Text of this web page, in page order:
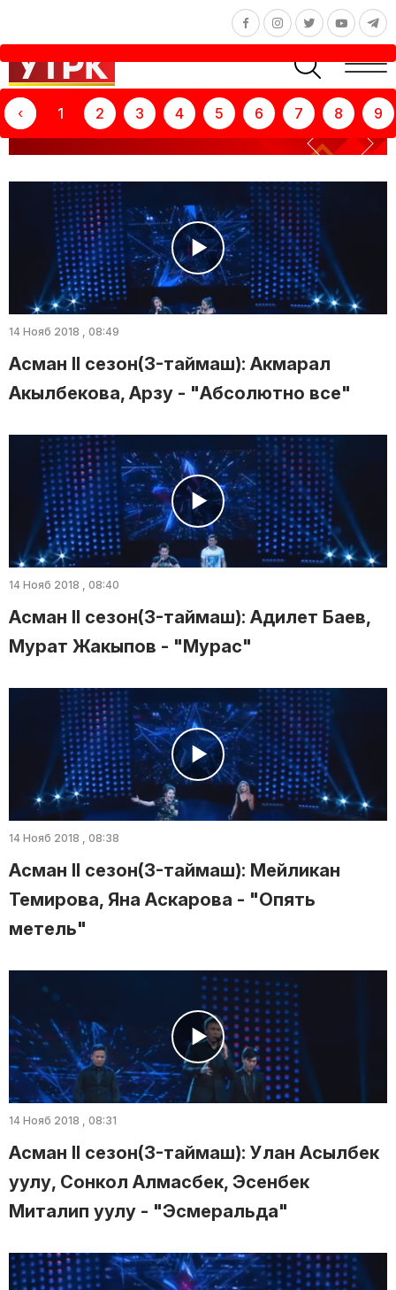
ТЕЛЕКӨРСӨТҮҮ: АСМАН
14 Нояб 2018 , 08:49
Асман II сезон(3-таймаш): Акмарал
Акылбекова, Арзу - "Абсолютно все"
14 Нояб 2018 , 08:40
Асман II сезон(3-таймаш): Адилет Баев,
Мурат Жакыпов - "Мурас"
14 Нояб 2018 , 08:38
Асман II сезон(3-таймаш): Мейликан
Темирова, Яна Аскарова - "Опять
метель"
14 Нояб 2018 , 08:31
Асман II сезон(3-таймаш): Улан Асылбек
уулу, Сонкол Алмасбек, Эсенбек
Миталип уулу - "Эсмеральда"
‹ 1 2 3 4 5 6 7 8 9